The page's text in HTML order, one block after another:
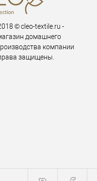
© cleo-textile.ru -
домашнего
компании
защищены.